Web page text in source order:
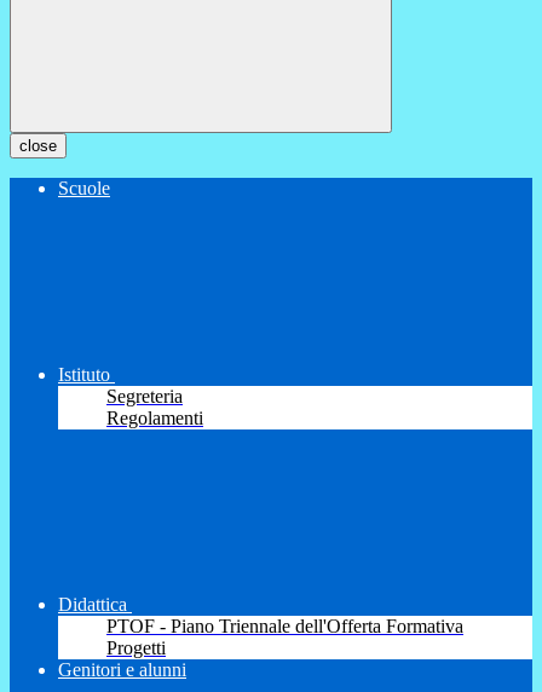
close
Scuole
Istituto
Segreteria
Regolamenti
Didattica
PTOF - Piano Triennale dell'Offerta Formativa
Progetti
Genitori e alunni